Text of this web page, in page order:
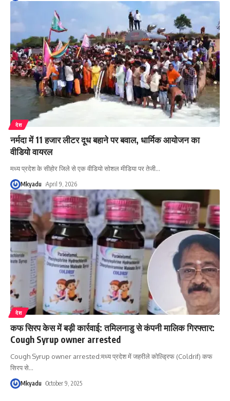
देश
नर्मदा में 11 हजार लीटर दूध बहाने पर बवाल, धार्मिक आयोजन का
वीडियो वायरल
मध्य प्रदेश के सीहोर जिले से एक वीडियो सोशल मीडिया पर तेजी…
Mkyadu April 9, 2026
देश
कफ सिरप केस में बड़ी कार्रवाई: तमिलनाडु से कंपनी मालिक गिरफ्तार:
Cough Syrup owner arrested
Cough Syrup owner arrested:मध्य प्रदेश में जहरीले कोल्ड्रिफ (Coldrif) कफ
सिरप से…
Mkyadu October 9, 2025